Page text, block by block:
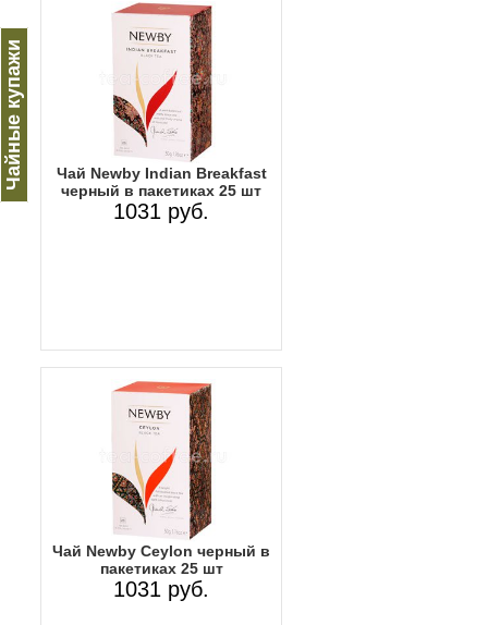
Чайные купажи
Чай Newby Indian Breakfast
черный в пакетиках 25 шт
1031 руб.
Чай Newby Ceylon черный в
пакетиках 25 шт
1031 руб.